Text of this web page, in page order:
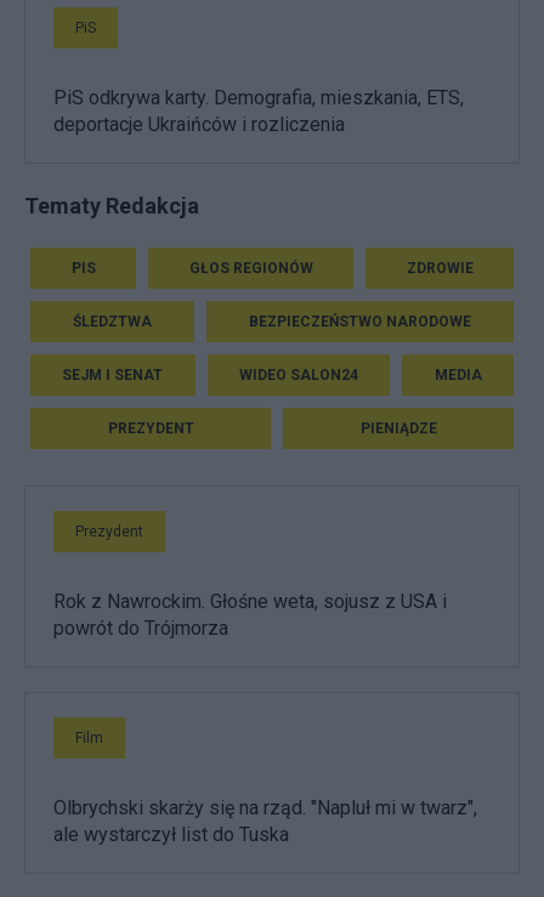
PiS
PiS odkrywa karty. Demografia, mieszkania, ETS,
deportacje Ukraińców i rozliczenia
Tematy Redakcja
PIS GŁOS REGIONÓW ZDROWIE
ŚLEDZTWA BEZPIECZEŃSTWO NARODOWE
SEJM I SENAT WIDEO SALON24 MEDIA
PREZYDENT PIENIĄDZE
Prezydent
Rok z Nawrockim. Głośne weta, sojusz z USA i
powrót do Trójmorza
Film
Olbrychski skarży się na rząd. "Napluł mi w twarz",
ale wystarczył list do Tuska